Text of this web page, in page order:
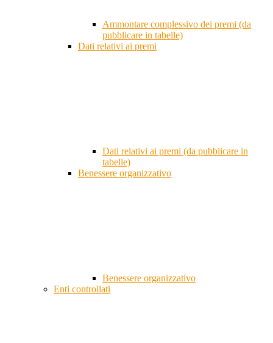
Ammontare complessivo dei premi (da
pubblicare in tabelle)
Dati relativi ai premi
Dati relativi ai premi (da pubblicare in
tabelle)
Benessere organizzativo
Benessere organizzativo
Enti controllati